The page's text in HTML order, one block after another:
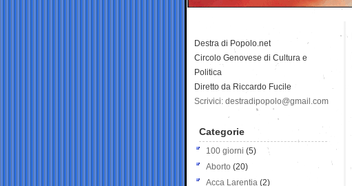
Destra di Popolo.net
Circolo Genovese di Cultura e
Politica
Diretto da Riccardo Fucile
Scrivici: destradipopolo@gmail.com
Categorie
100 giorni (5)
Aborto (20)
Acca Larentia (2)